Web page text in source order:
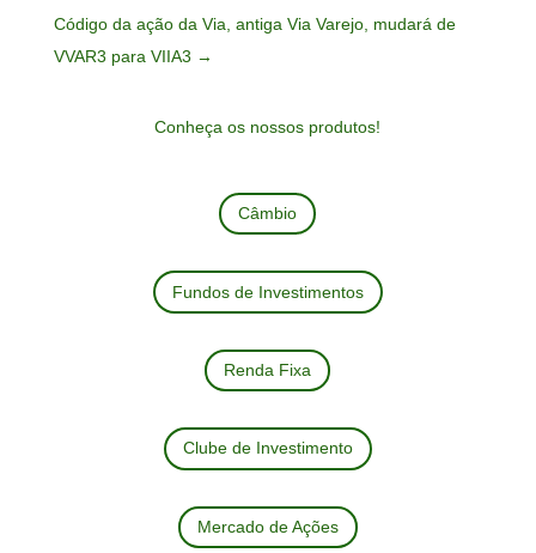
Código da ação da Via, antiga Via Varejo, mudará de
VVAR3 para VIIA3 →
Conheça os nossos produtos!
Câmbio
Fundos de Investimentos
Renda Fixa
Clube de Investimento
Mercado de Ações